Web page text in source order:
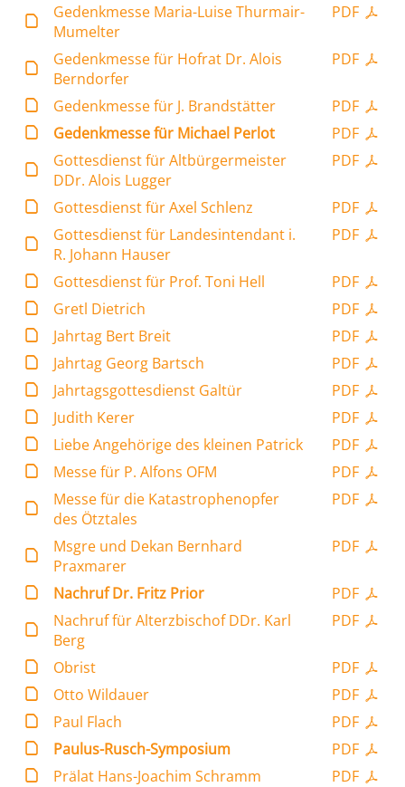
PDF
Gedenkmesse Maria-Luise Thurmair-
Mumelter
PDF
Gedenkmesse für Hofrat Dr. Alois
Berndorfer
PDF
Gedenkmesse für J. Brandstätter
PDF
Gedenkmesse für Michael Perlot
PDF
Gottesdienst für Altbürgermeister
DDr. Alois Lugger
PDF
Gottesdienst für Axel Schlenz
PDF
Gottesdienst für Landesintendant i.
R. Johann Hauser
PDF
Gottesdienst für Prof. Toni Hell
PDF
Gretl Dietrich
PDF
Jahrtag Bert Breit
PDF
Jahrtag Georg Bartsch
PDF
Jahrtagsgottesdienst Galtür
PDF
Judith Kerer
PDF
Liebe Angehörige des kleinen Patrick
PDF
Messe für P. Alfons OFM
PDF
Messe für die Katastrophenopfer
des Ötztales
PDF
Msgre und Dekan Bernhard
Praxmarer
PDF
Nachruf Dr. Fritz Prior
PDF
Nachruf für Alterzbischof DDr. Karl
Berg
PDF
Obrist
PDF
Otto Wildauer
PDF
Paul Flach
PDF
Paulus-Rusch-Symposium
PDF
Prälat Hans-Joachim Schramm